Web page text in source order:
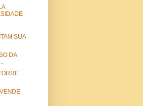
SUA
DA